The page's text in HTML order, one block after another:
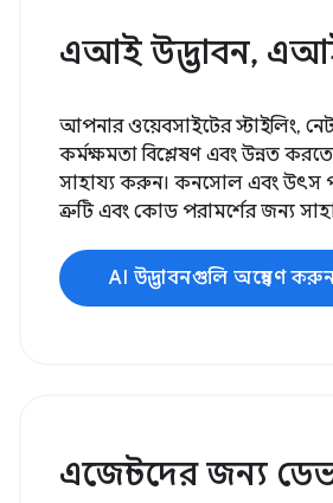
এআই উদ্ভাবন,
আপনার ওয়েবসাইটের স্টাইলিং,
কর্মক্ষমতা বিশ্লেষণ এবং উন্নত
সাহায্য করুন। কনসোল এবং উৎস
ত্রুটি এবং কোড পরামর্শের জন্য
AI উদ্ভাবনগুলি অন্বেষণ
এজেন্টদের জন্য